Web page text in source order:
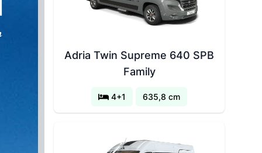
Adria Twin Supreme 640 SPB
Family
4+1 635,8 cm